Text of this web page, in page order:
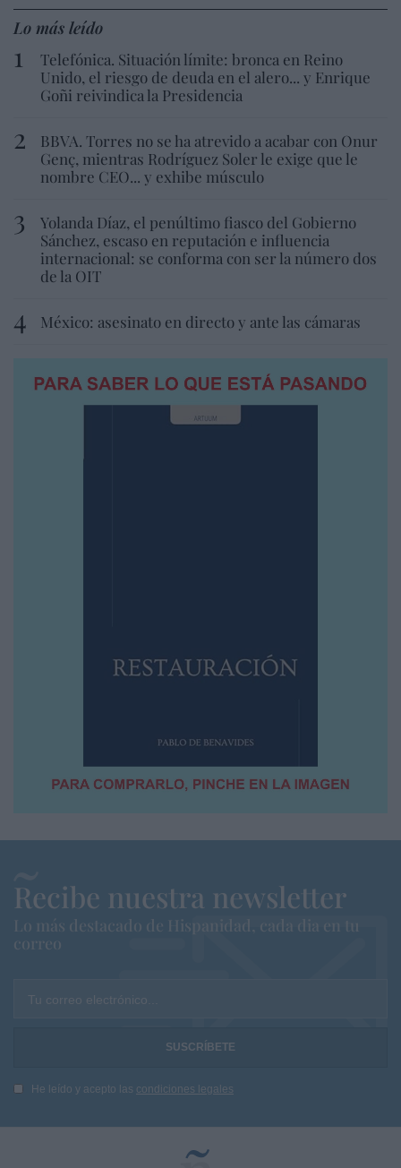
Lo más leído
Telefónica. Situación límite: bronca en Reino
Unido, el riesgo de deuda en el alero... y Enrique
Goñi reivindica la Presidencia
BBVA. Torres no se ha atrevido a acabar con Onur
Genç, mientras Rodríguez Soler le exige que le
nombre CEO... y exhibe músculo
Yolanda Díaz, el penúltimo fiasco del Gobierno
Sánchez, escaso en reputación e influencia
internacional: se conforma con ser la número dos
de la OIT
México: asesinato en directo y ante las cámaras
Recibe nuestra newsletter
Lo más destacado de Hispanidad, cada dia en tu
correo
Tu correo electrónico...
He leído y acepto las condiciones legales